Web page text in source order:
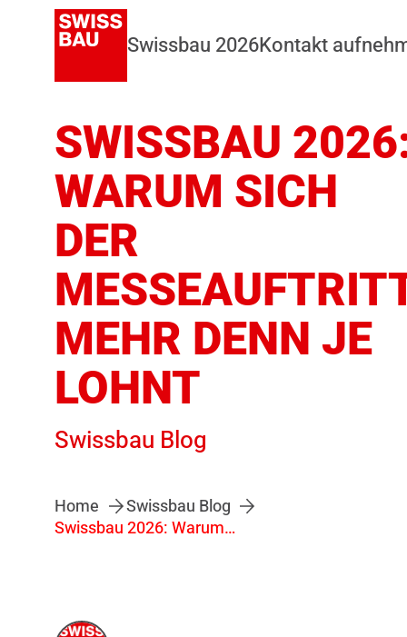
Swissbau 2026Kontakt
SWISSBAU
WARUM SICH
DER
MEHR DENN JE
LOHNT
Swissbau Blog
Home
Swissbau Blog
Swissbau 2026: Warum sich der Messeauftritt mehr denn je lohnt